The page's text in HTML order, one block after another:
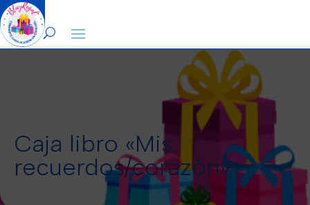
0
Caja libro «Mis
recuerdos/corazón»